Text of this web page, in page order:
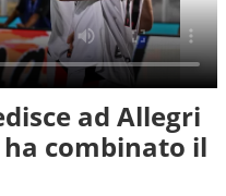
ad Allegri
combinato il